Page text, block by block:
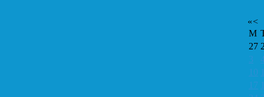
«<
M
27
3
10
17